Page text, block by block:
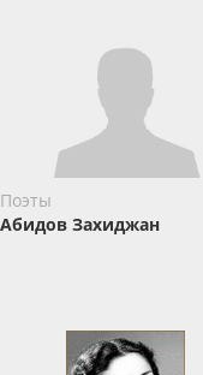
Поэты
Абидов Захиджан